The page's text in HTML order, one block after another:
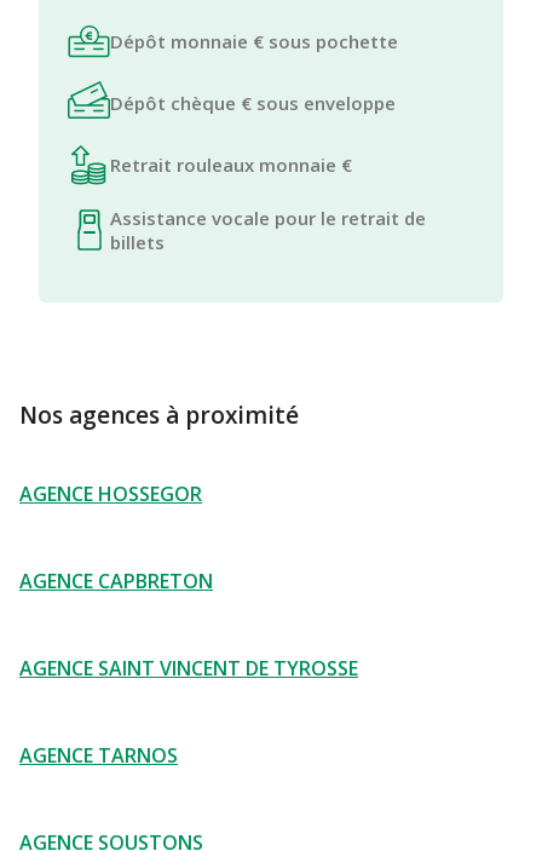
Dépôt monnaie € sous pochette
Dépôt chèque € sous enveloppe
Retrait rouleaux monnaie €
Assistance vocale pour le retrait de
billets
Nos agences à proximité
AGENCE HOSSEGOR
AGENCE CAPBRETON
AGENCE SAINT VINCENT DE TYROSSE
AGENCE TARNOS
AGENCE SOUSTONS